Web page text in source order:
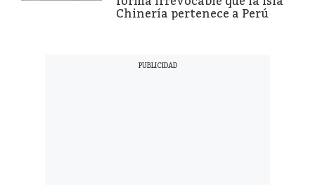
Chinería pertenece a Perú